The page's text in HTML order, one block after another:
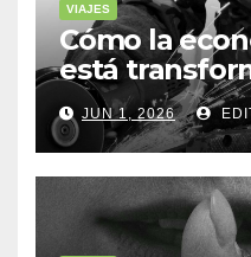
VIAJES
Cómo la
está
sostenible
JUN 1, 2026